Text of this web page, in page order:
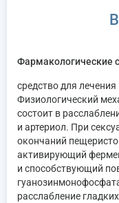
Фармакологические
средство для
Физиологический
состоит в
и артериол. При
окончаний
активирующий
и способствующий
расслабление